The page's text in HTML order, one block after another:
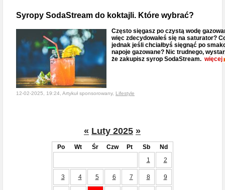
Syropy SodaStream do koktajli. Które wybrać?
Często sięgasz po czystą wodę
więc zdecydowałeś się na saturator?
jednak jeśli chciałbyś sięgnąć po
napoje gazowane? Nic trudnego,
że zakupisz syrop SodaStream. więcej
12-02-2025, 19:24, Artykuł sponsorowany, Lifestyle
« Luty 2025 »
Po Wt Śr Czw Pt Sb
Nd
1
2
3 4 5 6 7 8 9